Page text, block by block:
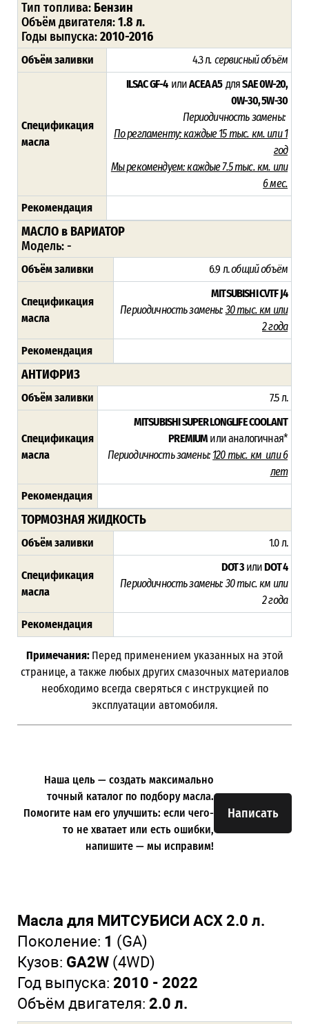
Тип топлива: Бензин
Объём двигателя:1.8 л.
Годы выпуска:2010-2016
Объём заливки 4.3 л. сервисный объём
Спецификация
масла
ILSAC GF-4 илиACEA A5 дляSAE 0W-20,
0W-30, 5W-30
Периодичность замены:
По регламенту:каждые 15 тыс. км. или 1
год
Мы рекомендуем:каждые 7.5 тыс. км. или
6 мес.
Рекомендация
МАСЛО в ВАРИАТОР
Модель: -
Объём заливки 6.9 л.общий объём
Спецификация
масла
MITSUBISHI CVTF J4
Периодичность замены:30 тыс. км или
2 года
Рекомендация
АНТИФРИЗ
Объём заливки 7.5 л.
Спецификация
масла
MITSUBISHI SUPER LONGLIFE COOLANT
PREMIUM или аналогичная*
Периодичность замены: 120 тыс. км или 6
лет
Рекомендация
ТОРМОЗНАЯ ЖИДКОСТЬ
Объём заливки 1.0 л.
Спецификация
масла
DOT 3 илиDOT 4
Периодичность замены:30 тыс. км или
2 года
Рекомендация
Примечания: Перед применением указанных на этой
странице, а также любых других смазочных материалов
необходимо всегда сверяться с инструкцией по
эксплуатации автомобиля.
Написать
Наша цель — создать максимально
точный каталог по подбору масла.
Помогите нам его улучшить: если чего-
то не хватает или есть ошибки,
напишите — мы исправим!
Масла для МИТСУБИСИ АСХ 2.0 л.
Поколение: 1 (GA)
Кузов: GA2W (4WD)
Год выпуска: 2010 - 2022
Объём двигателя: 2.0 л.